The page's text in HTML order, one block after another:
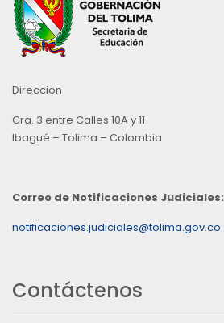
Direccion
Cra. 3 entre Calles 10A y 11
Ibagué – Tolima – Colombia
Correo de Notificaciones Judiciales:
notificaciones.judiciales@tolima.gov.co
Contáctenos